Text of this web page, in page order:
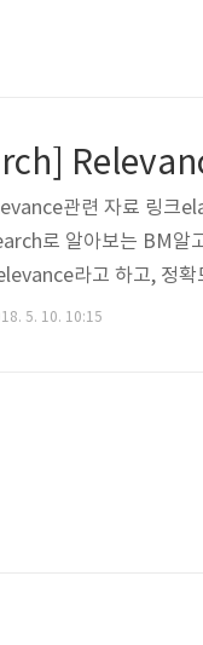
관련 자료 링크
로 알아보는 BM
라고 하고, 정
엔진에서 가장 일반
5. 10. 10:15